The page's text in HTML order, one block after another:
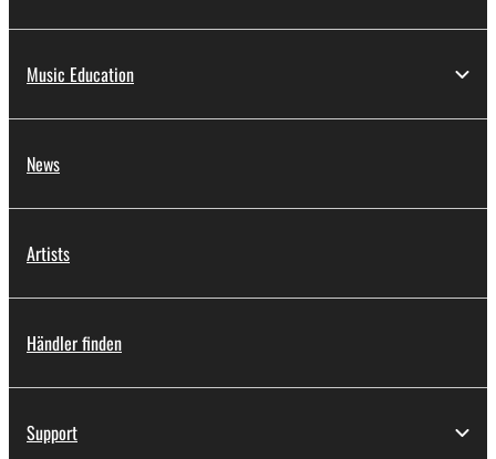
Music Education
News
Artists
Händler finden
Support